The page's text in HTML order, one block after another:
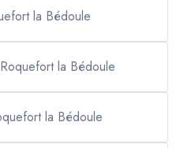
la Bédoule
la Bédoule
la Bédoule